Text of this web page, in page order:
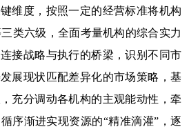
维度，按照一定的经营标准将机构
类六级，全面考量机构的综合实力
接战略与执行的桥梁，识别不同市
展现状匹配差异化的市场策略，基
充分调动各机构的主观能动性，牵
序渐进实现资源的“精准滴灌”，逐